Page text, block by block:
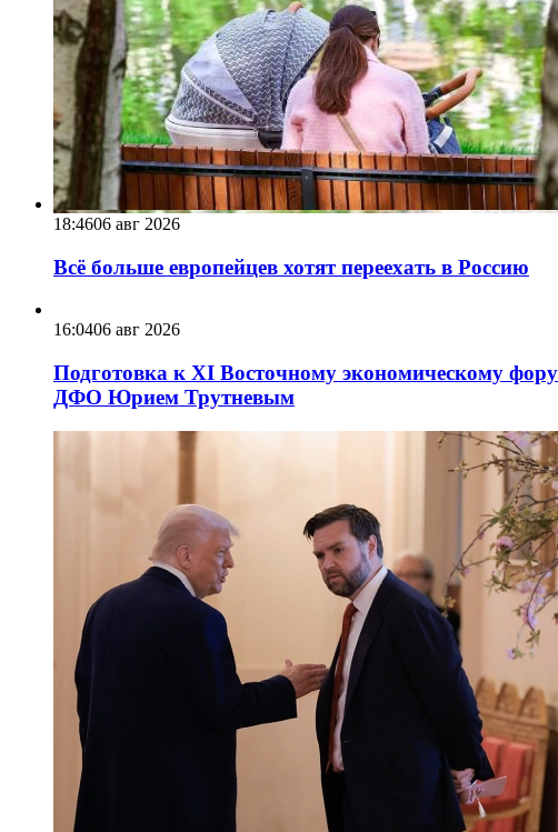
18:4606 авг 2026
Всё больше европейцев хотят переехать в Россию
16:0406 авг 2026
Подготовка к XI Восточному экономическому
ДФО Юрием Трутневым